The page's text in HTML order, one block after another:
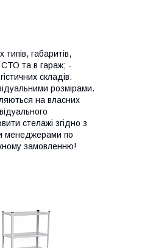
габаритів,
СТО та в гараж; -
складів.
розмірами.
на власних
стелажі згідно з
менеджерами по
замовленню!